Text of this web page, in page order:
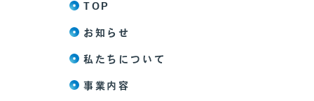
TOP
お知らせ
私たちについて
事業内容